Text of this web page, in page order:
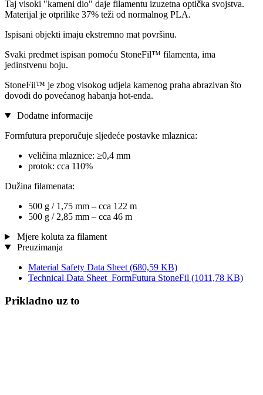
Taj visoki "kameni dio" daje filamentu izuzetna optička svojstva.
Materijal je otprilike 37% teži od normalnog PLA.
Ispisani objekti imaju ekstremno mat površinu.
Svaki predmet ispisan pomoću StoneFil™ filamenta, ima
jedinstvenu boju.
StoneFil™ je zbog visokog udjela kamenog praha abrazivan što
dovodi do povećanog habanja hot-enda.
Dodatne informacije
Formfutura preporučuje sljedeće postavke mlaznica:
veličina mlaznice: ≥0,4 mm
protok: cca 110%
Dužina filamenata:
500 g / 1,75 mm – cca 122 m
500 g / 2,85 mm – cca 46 m
Mjere koluta za filament
Preuzimanja
Material Safety Data Sheet (680,59 KB)
Technical Data Sheet_FormFutura StoneFil (1011,78 KB)
Prikladno uz to